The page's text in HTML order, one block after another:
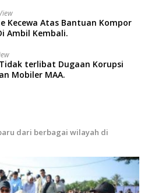
Kecewa Atas Bantuan Kompor
Ambil Kembali.
terlibat Dugaan Korupsi
Mobiler MAA.
dari berbagai wilayah di